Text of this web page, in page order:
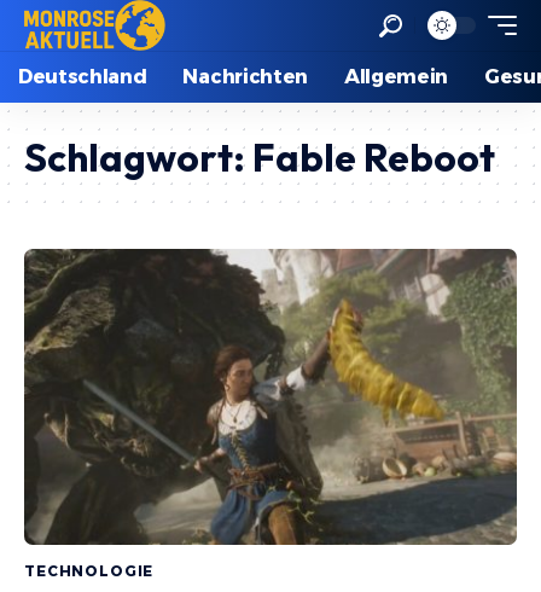
Deutschland Nachrichten Allgemein
Schlagwort: Fable Reboot
TECHNOLOGIE